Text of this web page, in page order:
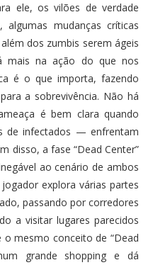
ele, os vilões de verdade
mudanças críticas
dos zumbis serem ágeis
mais na ação do que nos
é o que importa, fazendo
a sobrevivência. Não há
é bem clara quando
de infectados — enfrentam
disso, a fase “Dead Center”
ao cenário de ambos
explora várias partes
passando por corredores
a visitar lugares parecidos
mesmo conceito de “Dead
grande shopping e dá